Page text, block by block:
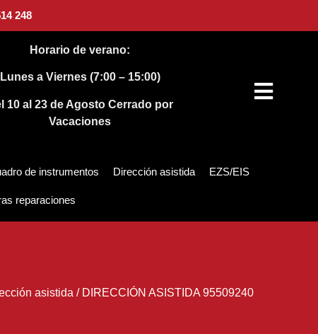
248
Horario de verano:
Lunes a Viernes (7:00 – 15:00)
10 al 23 de AgostoCerrado por
Vacaciones
de instrumentos Dirección asistida EZS/EIS
reparaciones
asistida / DIRECCIÓN ASISTIDA 95509240